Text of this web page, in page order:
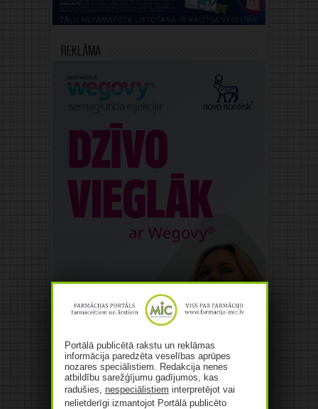
Reklāma
Portālā publicētā rakstu un reklāmas
informācija paredzēta veselības aprūpes
nozares speciālistiem. Redakcija nenes
atbildību sarežģījumu gadījumos, kas
radušies, nespeciālistiem interpretējot vai
nelietderīgi izmantojot Portālā publicēto